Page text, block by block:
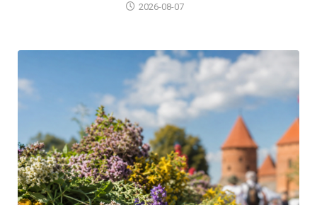
2026-08-07